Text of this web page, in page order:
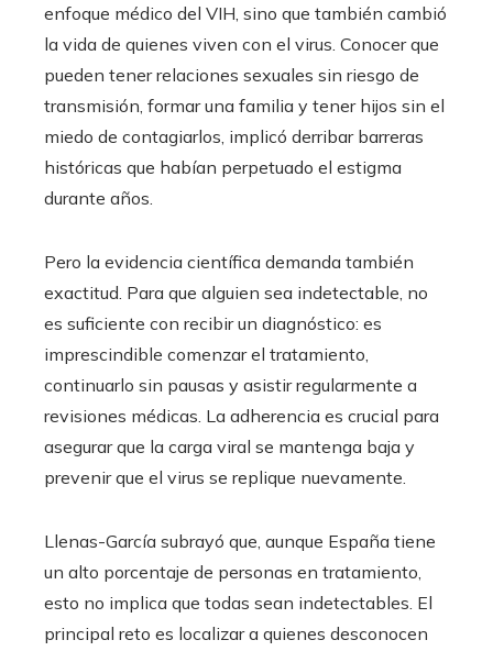
enfoque médico del VIH, sino que también cambió
la vida de quienes viven con el virus. Conocer que
pueden tener relaciones sexuales sin riesgo de
transmisión, formar una familia y tener hijos sin el
miedo de contagiarlos, implicó derribar barreras
históricas que habían perpetuado el estigma
durante años.
Pero la evidencia científica demanda también
exactitud. Para que alguien sea indetectable, no
es suficiente con recibir un diagnóstico: es
imprescindible comenzar el tratamiento,
continuarlo sin pausas y asistir regularmente a
revisiones médicas. La adherencia es crucial para
asegurar que la carga viral se mantenga baja y
prevenir que el virus se replique nuevamente.
Llenas-García subrayó que, aunque España tiene
un alto porcentaje de personas en tratamiento,
esto no implica que todas sean indetectables. El
principal reto es localizar a quienes desconocen